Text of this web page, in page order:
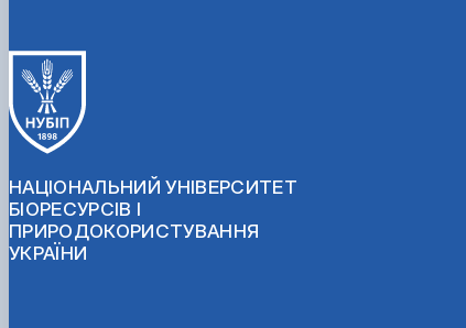
НАЦІОНАЛЬНИЙ УНІВЕРСИТЕТ
БІОРЕСУРСІВ І
ПРИРОДОКОРИСТУВАННЯ
УКРАЇНИ